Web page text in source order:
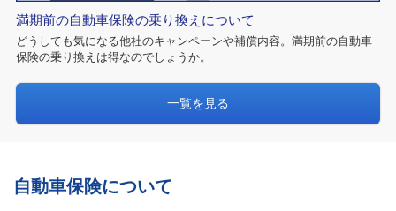
満期前の自動車保険の乗り換えについて
どうしても気になる他社のキャンペーンや補償内容。満期前の自動車
保険の乗り換えは得なのでしょうか。
一覧を見る
自動車保険について